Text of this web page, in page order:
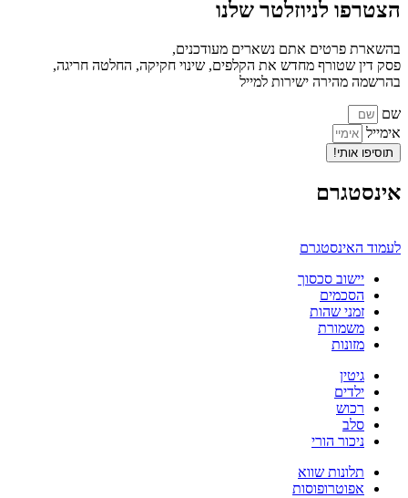
הצטרפו לניוזלטר שלנו
בהשארת פרטים אתם נשארים מעודכנים,
פסק דין שטורף מחדש את הקלפים, שינוי חקיקה, החלטה חריגה,
בהרשמה מהירה ישירות למייל
שם
אימייל
תוסיפו אותי!
אינסטגרם
לעמוד האינסטגרם
יישוב סכסוך
הסכמים
זמני שהות
משמורת
מזונות
גיטין
ילדים
רכוש
סלב
ניכור הורי
תלונות שווא
אפוטרופוסות